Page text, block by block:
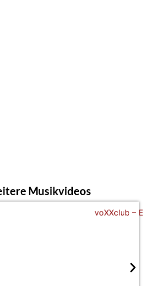
Musikvideos